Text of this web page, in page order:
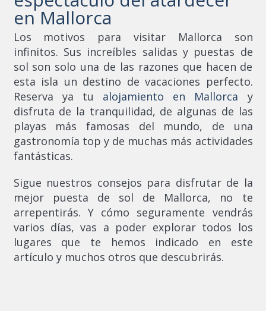
en Mallorca
Los motivos para visitar Mallorca son
infinitos. Sus increíbles salidas y puestas de
sol son solo una de las razones que hacen de
esta isla un destino de vacaciones perfecto.
Reserva ya tu alojamiento en Mallorca y
disfruta de la tranquilidad, de algunas de las
playas más famosas del mundo, de una
gastronomía top y de muchas más actividades
fantásticas.
Sigue nuestros consejos para disfrutar de la
mejor puesta de sol de Mallorca, no te
arrepentirás. Y cómo seguramente vendrás
varios días, vas a poder explorar todos los
lugares que te hemos indicado en este
artículo y muchos otros que descubrirás.